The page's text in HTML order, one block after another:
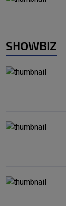
SHOWBIZ